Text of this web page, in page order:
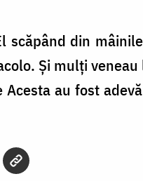
din
Şi mulţi
au fost